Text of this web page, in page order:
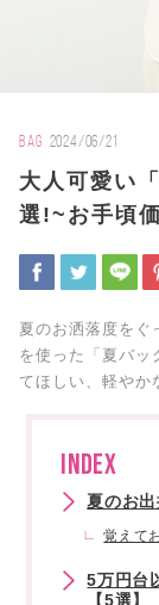
BAG 2024/06/21
大人可愛い
選!~お手頃
夏のお洒落度をぐ
を使った「夏バッ
てほしい、軽やか
INDEX
夏のお
覚えて
5万円台
【5選】